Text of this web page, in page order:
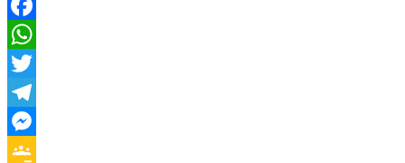
Facebook
WhatsApp
Twitter
Telegram
Messenger